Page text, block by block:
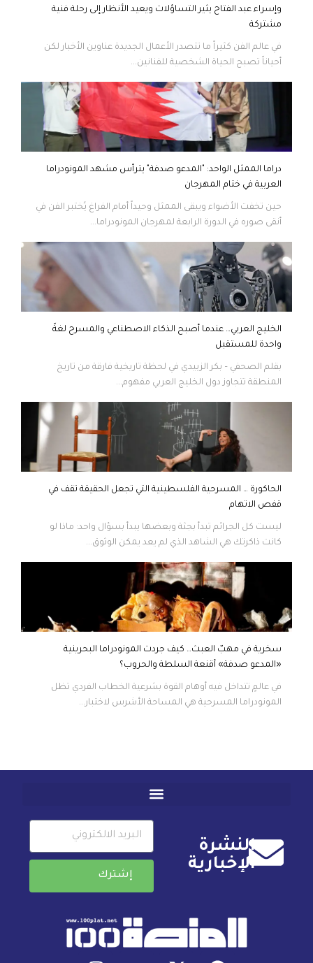
وإسراء عبد الفتاح يثير التساؤلات ويعيد الأنظار إلى رحلة فنية
مشتركة
في عالم الفن كثيراً ما تتصدر الأعمال الجديدة عناوين الأخبار لكن
أحياناً تصبح الحياة الشخصية للفنانين...
دراما الممثل الواحد: "المدعو صدفة" يترأس مشهد المونودراما
العربية في ختام المهرجان
حين تخفت الأضواء ويبقى الممثل وحيداً أمام الفراغ يُختبر الفن في
أنقى صوره في الدورة الرابعة لمهرجان المونودراما...
الخليج العربي… عندما أصبح الذكاء الاصطناعي والمسرح لغةً
واحدة للمستقبل
بقلم الصحفي – بكر الزبيدي في لحظة تاريخية فارقة من تاريخ
المنطقة تتجاوز دول الخليج العربي مفهوم...
الحاكورة … المسرحية الفلسطينية التي تجعل الحقيقة تقف في
قفص الاتهام
ليست كل الجرائم تبدأ بجثة وبعضها يبدأ بسؤال واحد: ماذا لو
كانت ذاكرتك هي الشاهد الذي لم يعد يمكن الوثوق...
سخرية في مهبّ العبث… كيف جردت المونودراما البحرينية
«المدعو صدفة» أقنعة السلطة والحروب؟
في عالمٍ تتداخل فيه أوهام القوة بشرعية الخطاب الفردي تظل
المونودراما المسرحية هي المساحة الأشرس لاختبار...
النشرة
الإخبارية
إشترك